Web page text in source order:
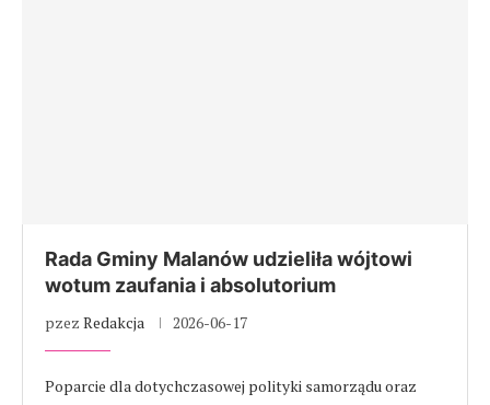
Rada Gminy Malanów udzieliła wójtowi
wotum zaufania i absolutorium
pzez Redakcja 2026-06-17
Poparcie dla dotychczasowej polityki samorządu oraz